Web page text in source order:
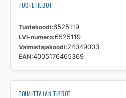
TUOTETIEDOT
Tuotekoodi 6525119
LVI-numero 6525119
Valmistajakoodi 24049003
EAN 4005176465369
TOIMITTAJAN TIEDOT